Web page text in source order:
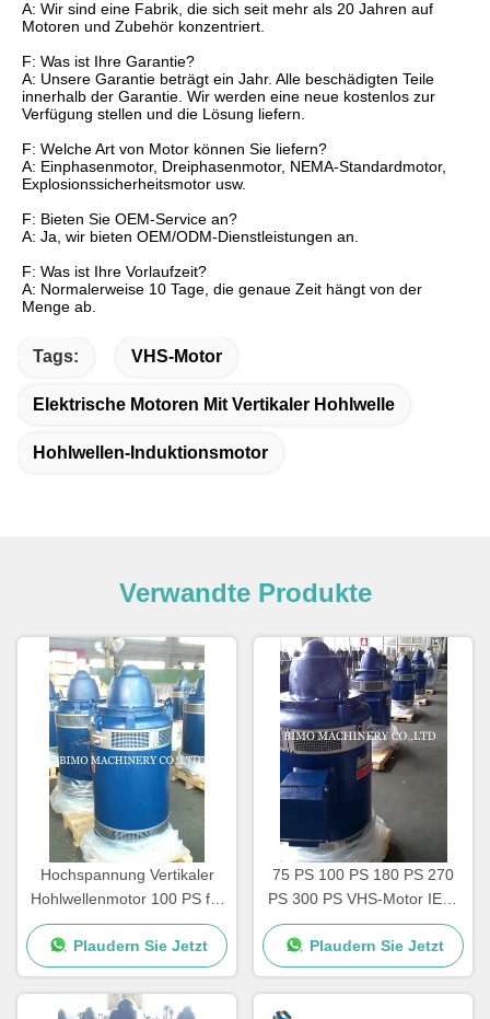
A: Wir sind eine Fabrik, die sich seit mehr als 20 Jahren auf
Motoren und Zubehör konzentriert.
F: Was ist Ihre Garantie?
A: Unsere Garantie beträgt ein Jahr. Alle beschädigten Teile
innerhalb der Garantie. Wir werden eine neue kostenlos zur
Verfügung stellen und die Lösung liefern.
F: Welche Art von Motor können Sie liefern?
A: Einphasenmotor, Dreiphasenmotor, NEMA-Standardmotor,
Explosionssicherheitsmotor usw.
F: Bieten Sie OEM-Service an?
A: Ja, wir bieten OEM/ODM-Dienstleistungen an.
F: Was ist Ihre Vorlaufzeit?
A: Normalerweise 10 Tage, die genaue Zeit hängt von der
Menge ab.
Tags: VHS-Motor
Elektrische Motoren Mit Vertikaler Hohlwelle
Hohlwellen-Induktionsmotor
Verwandte Produkte
Hochspannung Vertikaler
Hohlwellenmotor 100 PS für
Tiefwasserpumpen
Plaudern Sie Jetzt
75 PS 100 PS 180 PS 270
PS 300 PS VHS-Motor IEC-
Standard NEMA-Standard
Plaudern Sie Jetzt